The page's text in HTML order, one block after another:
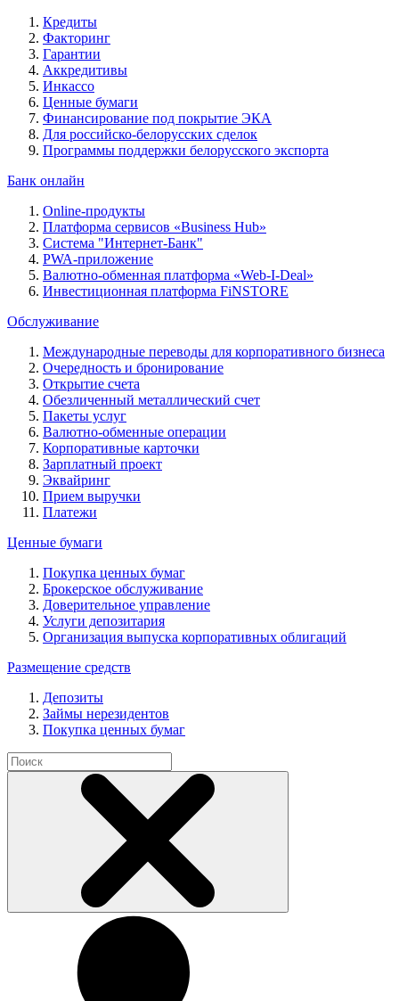
Кредиты
Факторинг
Гарантии
Аккредитивы
Инкассо
Ценные бумаги
Финансирование под покрытие ЭКА
Для российско-белорусских сделок
Программы поддержки белорусского экспорта
Банк онлайн
Online-продукты
Платформа сервисов «Business Hub»
Система "Интернет-Банк"
PWA-приложение
Валютно-обменная платформа «Web-I-Deal»
Инвестиционная платформа FiNSTORE
Обслуживание
Международные переводы для корпоративного бизнеса
Очередность и бронирование
Открытие счета
Обезличенный металлический счет
Пакеты услуг
Валютно-обменные операции
Корпоративные карточки
Зарплатный проект
Эквайринг
Прием выручки
Платежи
Ценные бумаги
Покупка ценных бумаг
Брокерское обслуживание
Доверительное управление
Услуги депозитария
Организация выпуска корпоративных облигаций
Размещение средств
Депозиты
Займы нерезидентов
Покупка ценных бумаг